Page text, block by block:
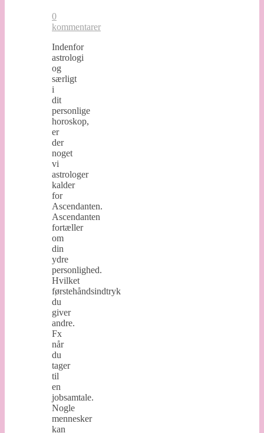
0
kommentarer
Indenfor
astrologi
og
særligt
i
dit
personlige
horoskop,
er
der
noget
vi
astrologer
kalder
for
Ascendanten.
Ascendanten
fortæller
om
din
ydre
personlighed.
Hvilket
førstehåndsindtryk
du
giver
andre.
Fx
når
du
tager
til
en
jobsamtale.
Nogle
mennesker
kan